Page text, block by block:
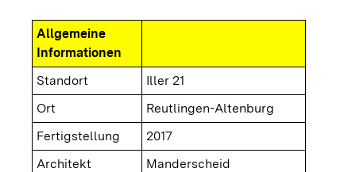
Allgemeine
Informationen
Standort
Iller 21
Ort
Reutlingen-Altenburg
Fertigstellung
2017
Architekt
Manderscheid